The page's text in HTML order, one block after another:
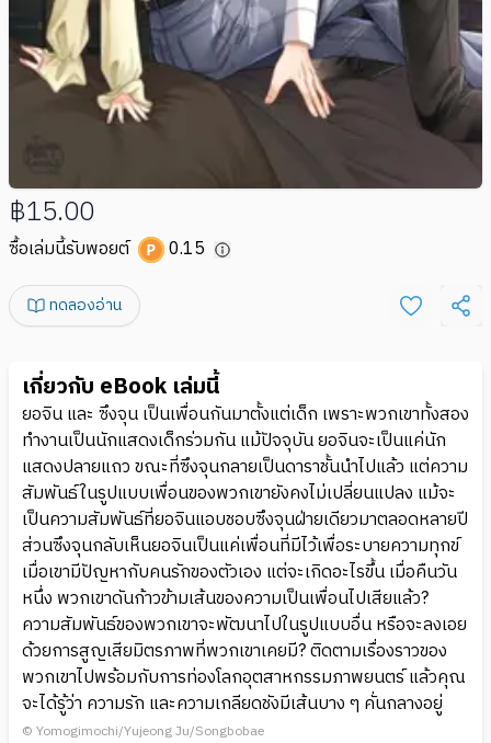
฿15.00
ซื้อเล่มนี้รับพอยต์ 0.15
ทดลองอ่าน
เกี่ยวกับ eBook เล่มนี้
ยอจิน และ ซึงจุน เป็นเพื่อนกันมาตั้งแต่เด็ก เพราะพวกเขาทั้งสอง
ทำงานเป็นนักแสดงเด็กร่วมกัน แม้ปัจจุบัน ยอจินจะเป็นแค่นัก
แสดงปลายแถว ขณะที่ซึงจุนกลายเป็นดาราชั้นนำไปแล้ว แต่ความ
สัมพันธ์ในรูปแบบเพื่อนของพวกเขายังคงไม่เปลี่ยนแปลง แม้จะ
เป็นความสัมพันธ์ที่ยอจินแอบชอบซึงจุนฝ่ายเดียวมาตลอดหลายปี
ส่วนซึงจุนกลับเห็นยอจินเป็นแค่เพื่อนที่มีไว้เพื่อระบายความทุกข์
เมื่อเขามีปัญหากับคนรักของตัวเอง แต่จะเกิดอะไรขึ้น เมื่อคืนวัน
หนึ่ง พวกเขาดันก้าวข้ามเส้นของความเป็นเพื่อนไปเสียแล้ว?
ความสัมพันธ์ของพวกเขาจะพัฒนาไปในรูปแบบอื่น หรือจะลงเอย
ด้วยการสูญเสียมิตรภาพที่พวกเขาเคยมี? ติดตามเรื่องราวของ
พวกเขาไปพร้อมกับการท่องโลกอุตสาหกรรมภาพยนตร์ แล้วคุณ
จะได้รู้ว่า ความรัก และความเกลียดชังมีเส้นบาง ๆ คั่นกลางอยู่
© Yomogimochi/Yujeong Ju/Songbobae